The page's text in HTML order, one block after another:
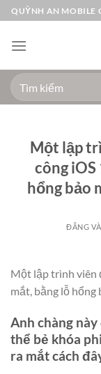
Bỏ
qua
nội
QUỲNH AN MOBILE
Tìm
kiếm:
Một lập
công
hổng bảo
ĐĂNG
Một lập trình viên
mắt, bằng lỗ hổng
Anh chàng
thể bẻ khóa
ra mắt cách